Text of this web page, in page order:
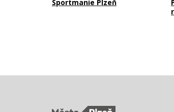
Sportmanie Plzeň